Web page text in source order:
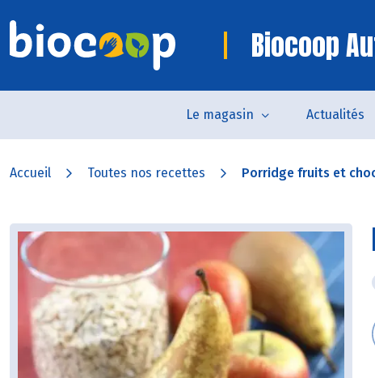
Biocoop
Le magasin Actualités
Accueil Toutes nos recettes Porridge fruits et